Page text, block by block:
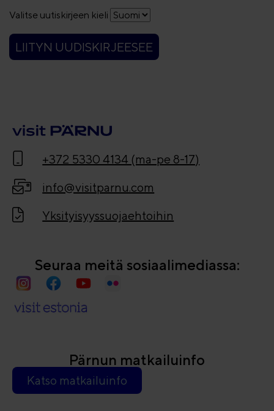
Valitse uutiskirjeen kieli
LIITYN UUDISKIRJEESEE
+372 5330 4134 (ma-pe 8-17)
info@visitparnu.com
Yksityisyyssuojaehtoihin
Seuraa meitä sosiaalimediassa:
Pärnun matkailuinfo
Katso matkailuinfo